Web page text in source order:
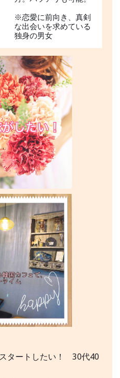
※恋愛に前向き、真剣
な出会いを求めている
独身の男女
タートしたい！ 30代40